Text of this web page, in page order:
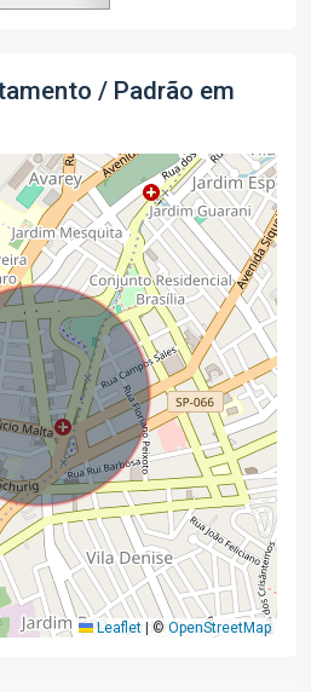
/ Padrão em
Leaflet | ©OpenStreetMap